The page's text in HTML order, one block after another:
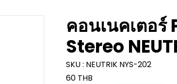
คอนเนคเตอร์
Stereo
SKU : NEUTRIK NYS-202
60 THB